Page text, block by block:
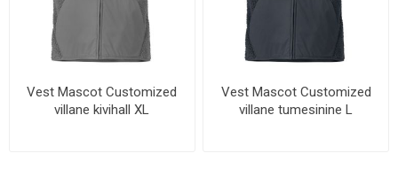
Vest Mascot Customized
villane kivihall XL
Vest Mascot Customized
villane tumesinine L